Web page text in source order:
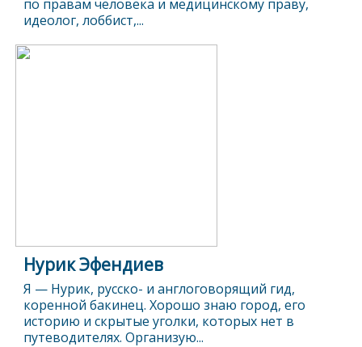
по правам человека и медицинскому праву,
идеолог, лоббист,...
Нурик Эфендиев
Я — Нурик, русско- и англоговорящий гид,
коренной бакинец. Хорошо знаю город, его
историю и скрытые уголки, которых нет в
путеводителях. Организую...